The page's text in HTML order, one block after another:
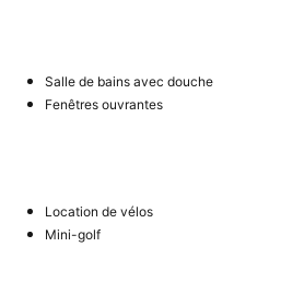
Salle de bains avec douche
Fenêtres ouvrantes
Location de vélos
Mini-golf